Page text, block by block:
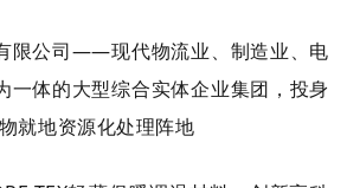
限公司——现代物流业、制造业、电
一体的大型综合实体企业集团，投身
就地资源化处理阵地